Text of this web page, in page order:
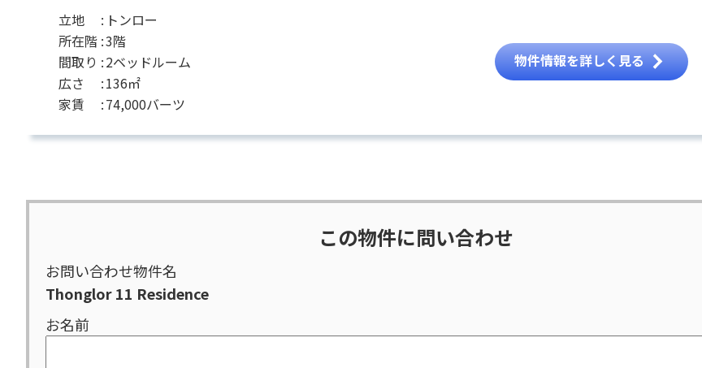
立地 : トンロー
所在階 :3階
間取り :2ベッドルーム
広さ :136㎡
家賃 :74,000バーツ
物件情報を詳しく見る
この物件に問い合わせ
お問い合わせ物件名
Thonglor 11 Residence
お名前